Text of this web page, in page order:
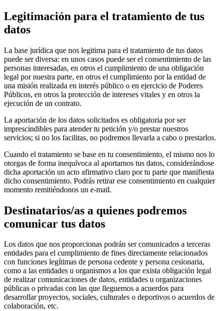
Legitimación para el tratamiento de tus
datos
La base jurídica que nos legitima para el tratamiento de tus datos
puede ser diversa: en unos casos puede ser el consentimiento de las
personas interesadas, en otros el cumplimiento de una obligación
legal por nuestra parte, en otros el cumplimiento por la entidad de
una misión realizada en interés público o en ejercicio de Poderes
Públicos, en otros la protección de intereses vitales y en otros la
ejecución de un contrato.
La aportación de los datos solicitados es obligatoria por ser
imprescindibles para atender tu petición y/o prestar nuestros
servicios; si no los facilitas, no podremos llevarla a cabo o prestarlos.
Cuando el tratamiento se base en tu consentimiento, el mismo nos lo
otorgas de forma inequívoca al aportarnos tus datos, considerándose
dicha aportación un acto afirmativo claro por tu parte que manifiesta
dicho consentimiento. Podrás retirar ese consentimiento en cualquier
momento remitiéndonos un e-mail.
Destinatarios/as a quienes podremos
comunicar tus datos
Los datos que nos proporcionas podrán ser comunicados a terceras
entidades para el cumplimiento de fines directamente relacionados
con funciones legítimas de persona cedente y persona cesionaria,
como a las entidades u organismos a los que exista obligación legal
de realizar comunicaciones de datos, entidades u organizaciones
públicas o privadas con las que lleguemos a acuerdos para
desarrollar proyectos, sociales, culturales o deportivos o acuerdos de
colaboración, etc.